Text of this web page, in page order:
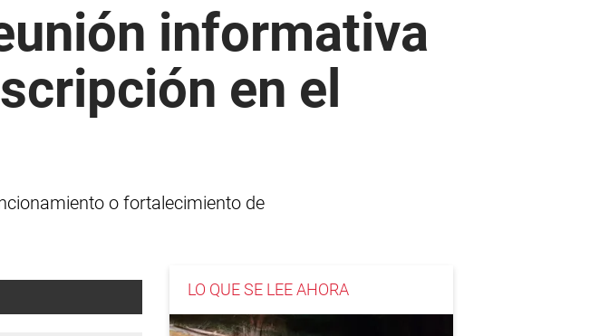
informativa
en el
o fortalecimiento de
LO QUE SE LEE AHORA